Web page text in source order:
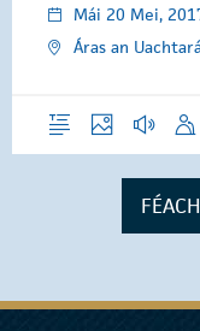
Mái 20 Mei,
Áras an
ForléargasGrianghraif Óraid